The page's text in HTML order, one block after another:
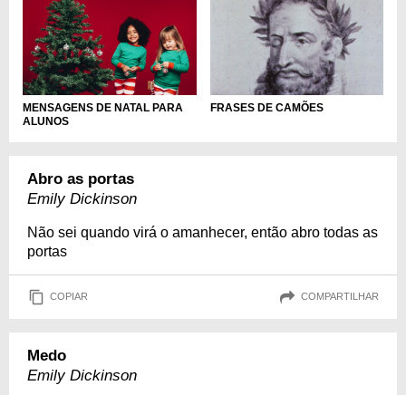
MENSAGENS DE NATAL PARA
ALUNOS
FRASES DE CAMÕES
Abro as portas
Emily Dickinson
Não sei quando virá o amanhecer, então abro todas as
portas
COPIAR COMPARTILHAR
Medo
Emily Dickinson